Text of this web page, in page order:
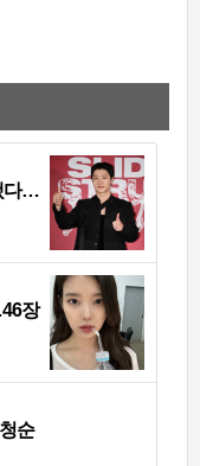
다…
장
순